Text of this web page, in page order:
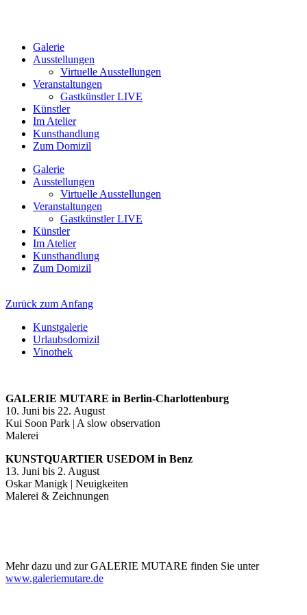
Galerie
Ausstellungen
Virtuelle Ausstellungen
Veranstaltungen
Gastkünstler LIVE
Künstler
Im Atelier
Kunsthandlung
Zum Domizil
Galerie
Ausstellungen
Virtuelle Ausstellungen
Veranstaltungen
Gastkünstler LIVE
Künstler
Im Atelier
Kunsthandlung
Zum Domizil
Zurück zum Anfang
Kunstgalerie
Urlaubsdomizil
Vinothek
GALERIE MUTARE in Berlin-Charlottenburg
10. Juni bis 22. August
Kui Soon Park | A slow observation
Malerei
KUNSTQUARTIER USEDOM in Benz
13. Juni bis 2. August
Oskar Manigk | Neuigkeiten
Malerei & Zeichnungen
Mehr dazu und zur GALERIE MUTARE finden Sie unter
www.galeriemutare.de